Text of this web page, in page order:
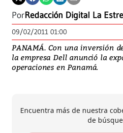
PorRedacción Digital La
09/02/2011 01:00
PANAMÁ. Con una inversión
la empresa Dell anunció la
operaciones en Panamá.
Encuentra más de nuestra
de